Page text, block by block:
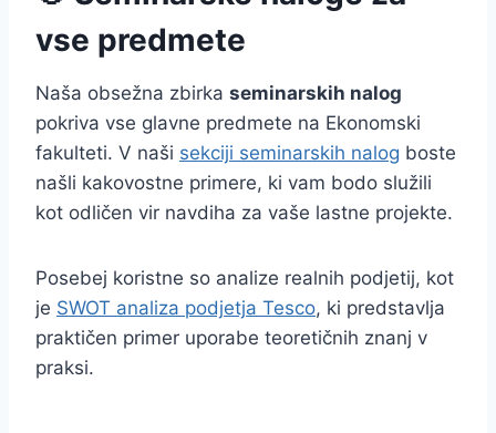
vse predmete
Naša obsežna zbirka seminarskih nalog
pokriva vse glavne predmete na Ekonomski
fakulteti. V naši sekciji seminarskih nalog boste
našli kakovostne primere, ki vam bodo služili
kot odličen vir navdiha za vaše lastne projekte.
Posebej koristne so analize realnih podjetij, kot
je SWOT analiza podjetja Tesco, ki predstavlja
praktičen primer uporabe teoretičnih znanj v
praksi.